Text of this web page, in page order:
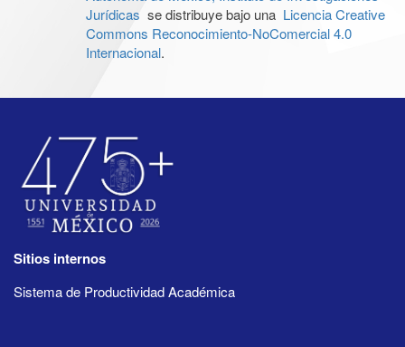
Jurídicas se distribuye bajo una Licencia Creative
Commons Reconocimiento-NoComercial 4.0
Internacional.
Sitios internos
Sistema de Productividad Académica